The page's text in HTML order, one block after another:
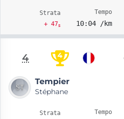
Strata
+ 47s
Tempo
10:04 /km
4 4
Tempier
Stéphane
Strata
Tempo